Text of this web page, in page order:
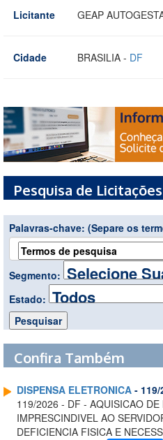
Licitante
GEAP
Cidade BRASILIA - DF
Pesquisa de Licitações
Palavras-chave: (Separe os
Segmento:
Estado:
Confira Também
DISPENSA ELETRONICA -
119/2026 - DF - AQUISICAO DE
IMPRESCINDIVEL AO
DEFICIENCIA FISICA E